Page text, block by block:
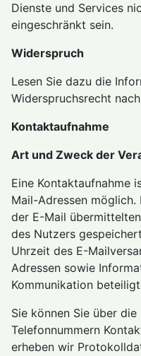
Dienste und Services
eingeschränkt sein.
Widerspruch
Lesen Sie dazu die
Widerspruchsrecht
Kontaktaufnahme
Art und Zweck der
Eine Kontaktaufnahme
Mail-Adressen
der E-Mail
des Nutzers
Uhrzeit des E-
Adressen sowie
Kommunikation
Sie können Sie über
Telefonnummern
erheben wir